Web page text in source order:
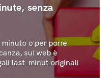
senza
o per porre
sul web è
last-minut originali